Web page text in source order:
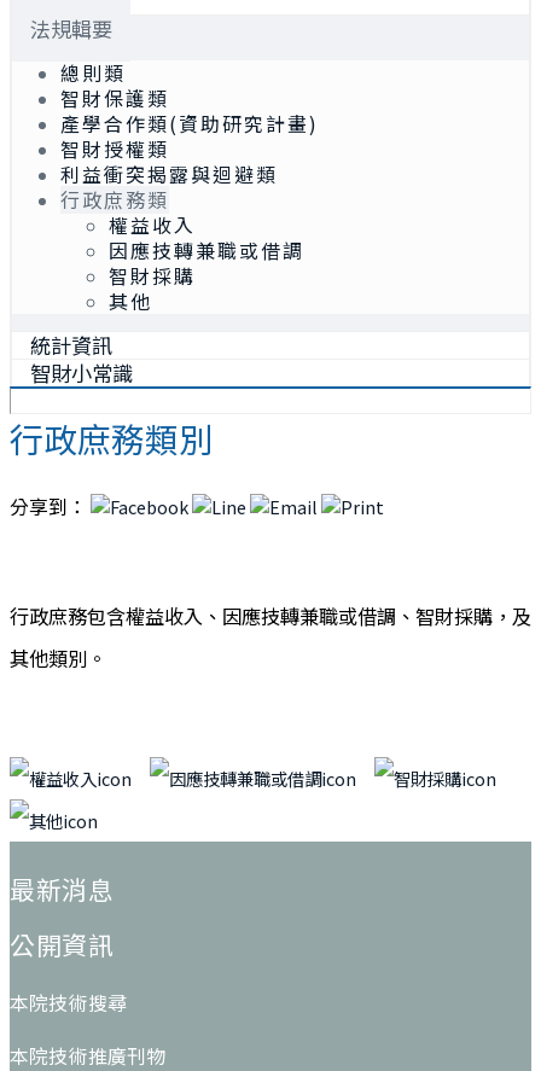
法規輯要
總則類
智財保護類
產學合作類(資助研究計畫)
智財授權類
利益衝突揭露與迴避類
行政庶務類
權益收入
因應技轉兼職或借調
智財採購
其他
統計資訊
智財小常識
行政庶務類別
分享到：
行政庶務包含權益收入、因應技轉兼職或借調、智財採購，及
其他類別。
最新消息
公開資訊
本院技術搜尋
本院技術推廣刊物